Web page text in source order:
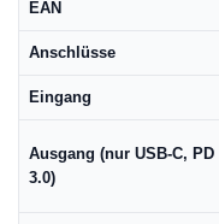
EAN
Anschlüsse
Eingang
Ausgang (nur USB-C, PD
3.0)